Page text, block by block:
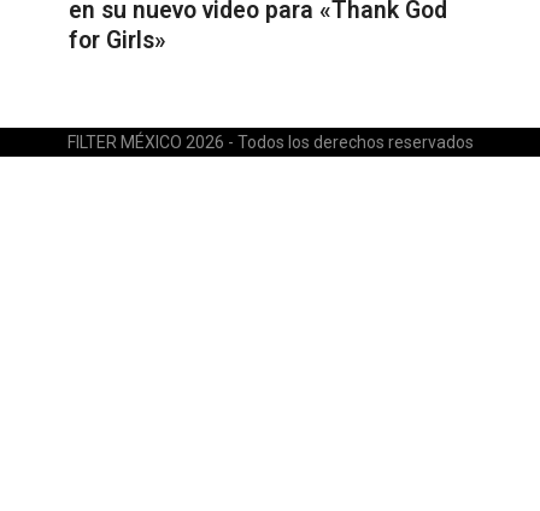
en su nuevo video para «Thank God
for Girls»
FILTER MÉXICO 2026 - Todos los derechos reservados